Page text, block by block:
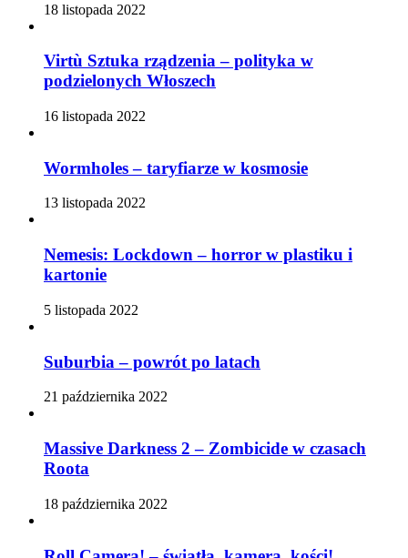
18 listopada 2022
Virtù Sztuka rządzenia – polityka w
podzielonych Włoszech
16 listopada 2022
Wormholes – taryfiarze w kosmosie
13 listopada 2022
Nemesis: Lockdown – horror w plastiku i
kartonie
5 listopada 2022
Suburbia – powrót po latach
21 października 2022
Massive Darkness 2 – Zombicide w czasach
Roota
18 października 2022